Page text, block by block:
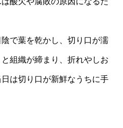
で葉を乾かし、切り口が濡
組織が締まり、折れやしお
は切り口が新鮮なうちに手